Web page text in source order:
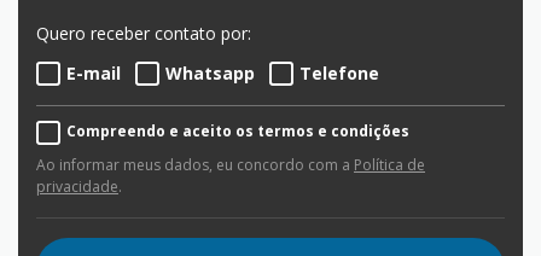
Quero receber contato por:
E-mail
Whatsapp Telefone
Compreendo e aceito os termos e condições
Ao informar meus dados, eu concordo com a Política de
privacidade.